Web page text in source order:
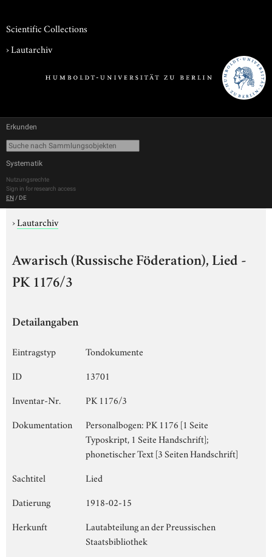
Scientific Collections
›Lautarchiv
Erkunden
Systematik
Nutzungsrechte
Sign in for research access
EN / DE
›Lautarchiv
Awarisch (Russische Föderation), Lied -
PK 1176/3
Detailangaben
Eintragstyp
Tondokumente
ID
13701
Inventar-Nr.
PK 1176/3
Dokumentation
Personalbogen: PK 1176 [1 Seite
Typoskript, 1 Seite Handschrift];
phonetischer Text [3 Seiten Handschrift]
Sachtitel
Lied
Datierung
1918-02-15
Herkunft
Lautabteilung an der Preussischen
Staatsbibliothek